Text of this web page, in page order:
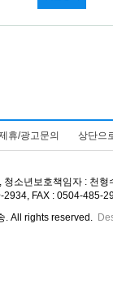
휴/광고문의 상단으
청소년보호책임자 : 천
2934, FAX : 0504-485-
. All rights reserved.